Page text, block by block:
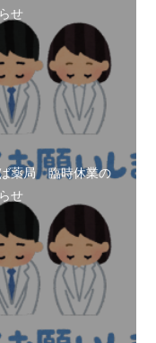
せ
薬局 臨時休業の
せ